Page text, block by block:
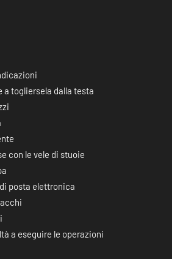
a togliersela dalla testa
con le vele di stuoie
posta elettronica
a eseguire le operazioni